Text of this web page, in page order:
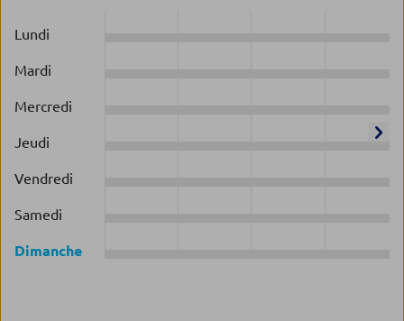
Lundi
Mardi
Mercredi
Jeudi
Vendredi
Samedi
Dimanche